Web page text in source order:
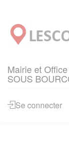
Mairie et
SOUS
Se connecter